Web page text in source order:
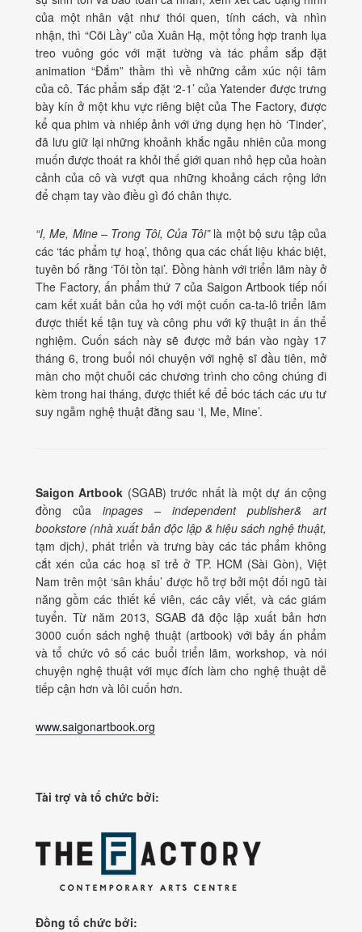
của một nhân vật như thói quen, tính cách, và nhìn
nhận, thì “Cõi Lầy” của Xuân Hạ, một tổng hợp tranh lụa
treo vuông góc với mặt tường và tác phẩm sắp đặt
animation “Đắm” thầm thì về những cảm xúc nội tâm
của cô. Tác phẩm sắp đặt ‘2-1’ của Yatender được trưng
bày kín ở một khu vực riêng biệt của The Factory, được
kể qua phim và nhiếp ảnh với ứng dụng hẹn hò ‘Tinder’,
đã lưu giữ lại những khoảnh khắc ngẫu nhiên của mong
muốn được thoát ra khỏi thế giới quan nhỏ hẹp của hoàn
cảnh của cô và vượt qua những khoảng cách rộng lớn
để chạm tay vào điều gì đó chân thực.
“I, Me, Mine – Trong Tôi, Của Tôi”là một bộ sưu tập của
các ‘tác phẩm tự hoạ’, thông qua các chất liệu khác biệt,
tuyên bố rằng ‘Tôi tồn tại’. Đồng hành với triển lãm này ở
The Factory, ấn phẩm thứ 7 của Saigon Artbook tiếp nối
cam kết xuất bản của họ với một cuốn ca-ta-lô triển lãm
được thiết kế tận tuỵ và công phu với kỹ thuật in ấn thể
nghiệm. Cuốn sách này sẽ được mở bán vào ngày 17
tháng 6, trong buổi nói chuyện với nghệ sĩ đầu tiên, mở
màn cho một chuỗi các chương trình cho công chúng đi
kèm trong hai tháng, được thiết kế để bóc tách các ưu tư
suy ngẫm nghệ thuật đằng sau ‘I, Me, Mine’.
Saigon Artbook (SGAB) trước nhất là một dự án cộng
đồng của inpages – independent publisher& art
bookstore (nhà xuất bản độc lập & hiệu sách nghệ thuật,
tạm dịch), phát triển và trưng bày các tác phẩm không
cắt xén của các hoạ sĩ trẻ ở TP. HCM (Sài Gòn), Việt
Nam trên một ‘sân khấu’ được hỗ trợ bởi một đối ngũ tài
năng gồm các thiết kế viên, các cây viết, và các giám
tuyển. Từ năm 2013, SGAB đã độc lập xuất bản hơn
3000 cuốn sách nghệ thuật (artbook) với bảy ấn phẩm
và tổ chức vô số các buổi triển lãm, workshop, và nói
chuyện nghệ thuật với mục đích làm cho nghệ thuật dễ
tiếp cận hơn và lôi cuốn hơn.
www.saigonartbook.org
Tài trợ và tổ chức bởi:
Đồng tổ chức bởi: